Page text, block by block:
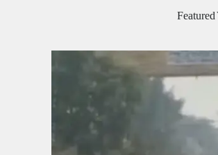
پسند کی شادیوں کا بڑھتا ہوا رجحان اور راولپنڈی
کی یوسیز میں اندارج پر پابندی ایک نیا تنازعہ
October 14, 2025